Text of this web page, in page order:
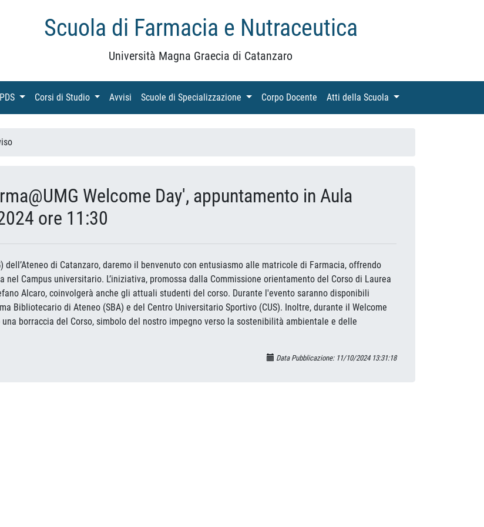
Scuola di Farmacia e Nutraceutica
Università Magna Graecia di Catanzaro
(current)Corsi di Studio (current)
Avvisi (current)
Scuole di Specializzazione (current)Corpo Docente (current)
Atti della Scuola (current)
Welcome Day', appuntamento in Aula
ore 11:30
dell’Ateneo di Catanzaro, daremo il benvenuto con entusiasmo alle matricole di Farmacia, offrendo
Campus universitario. L’iniziativa, promossa dalla Commissione orientamento del Corso di Laurea
Alcaro, coinvolgerà anche gli attuali studenti del corso. Durante l'evento saranno disponibili
Bibliotecario di Ateneo (SBA) e del Centro Universitario Sportivo (CUS). Inoltre, durante il Welcome
borraccia del Corso, simbolo del nostro impegno verso la sostenibilità ambientale e delle
Data Pubblicazione: 11/10/2024 13:31:18